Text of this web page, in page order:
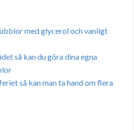
med glycerol och vanligt
så kan du göra dina egna
så kan man ta hand om flera